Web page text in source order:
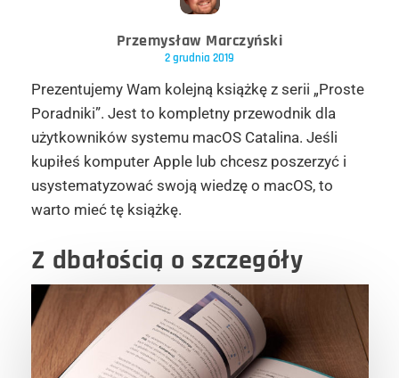
Przemysław Marczyński
2 grudnia 2019
Prezentujemy Wam kolejną książkę z serii „Proste
Poradniki”. Jest to kompletny przewodnik dla
użytkowników systemu macOS Catalina. Jeśli
kupiłeś komputer Apple lub chcesz poszerzyć i
usystematyzować swoją wiedzę o macOS, to
warto mieć tę książkę.
Z dbałością o szczegóły